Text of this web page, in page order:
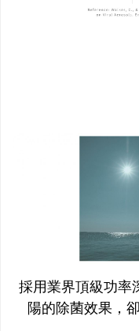
採用業界頂級功率
陽的除菌效果，